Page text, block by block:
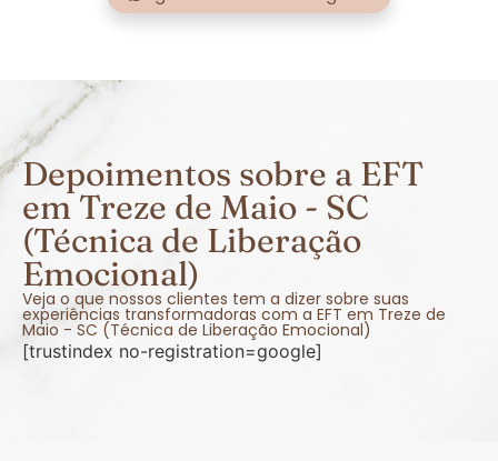
Depoimentos sobre a EFT
em Treze de Maio - SC
(Técnica de Liberação
Emocional)
Veja o que nossos clientes tem a dizer sobre suas
experiências transformadoras com a EFT em Treze de
Maio - SC (Técnica de Liberação Emocional)
[trustindex no-registration=google]